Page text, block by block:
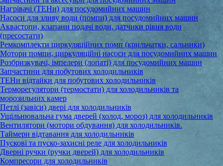
Нагрівачі (ТЕНи) для посудомийних машин
Насоси для зливу води (помпи) для посудомийних машин
Аквастопи, клапани подачі води, датчики рівня води
(пресостати)
Ремкомплекти циркуляційних помп (крильчатки, сальники)
Мотори помпи, циркуляційні насоси для посудомийних машин
Розбризкувачі, імпелери (лопаті) для посудомийних машин
Запчастини для побутових холодильників
ТЕНи відтайки для побутових холодильників
Терморегулятори (термостати) для холодильників та
морозильних камер
Петлі (завіси) двері для холодильників
Ущільнювальна гума дверей (холод, мороз) для холодильників
Вентилятори (мотори обдування) для холодильників.
Таймери відтавання для холодильників
Пускові та пуско-захисні реле для холодильників
Дверні ручки (ручки дверей) для холодильників
Компресори для холодильників